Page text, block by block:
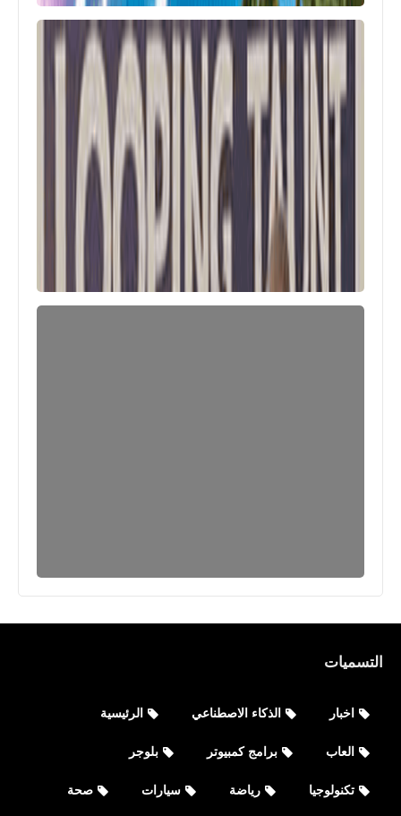
التسميات
اخبار الذكاء الاصطناعي الرئيسية
العاب برامج كمبيوتر بلوجر
تكنولوجيا رياضة سيارات صحة